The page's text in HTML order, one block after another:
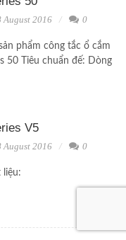
August 2016 0
phẩm công tắc ổ cắm
50 Tiêu chuẩn đế: Dòng
V5
August 2016 0
liệu: